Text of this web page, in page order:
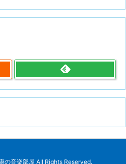
の音楽部屋 All Rights Reserved.